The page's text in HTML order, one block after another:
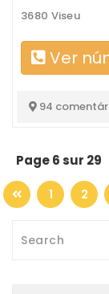
3680 Viseu
Ver
94
Page 6 sur 29
1 2